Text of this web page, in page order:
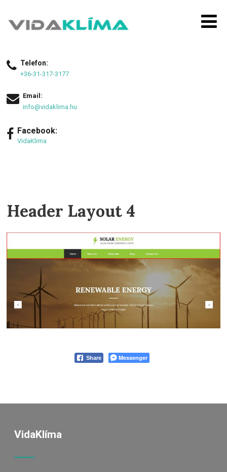
Telefon:
+36-31-317-3177
Email:
info@vidaklima.hu
Facebook:
VidaKlima
Header Layout 4
Share Messenger
VidaKlíma